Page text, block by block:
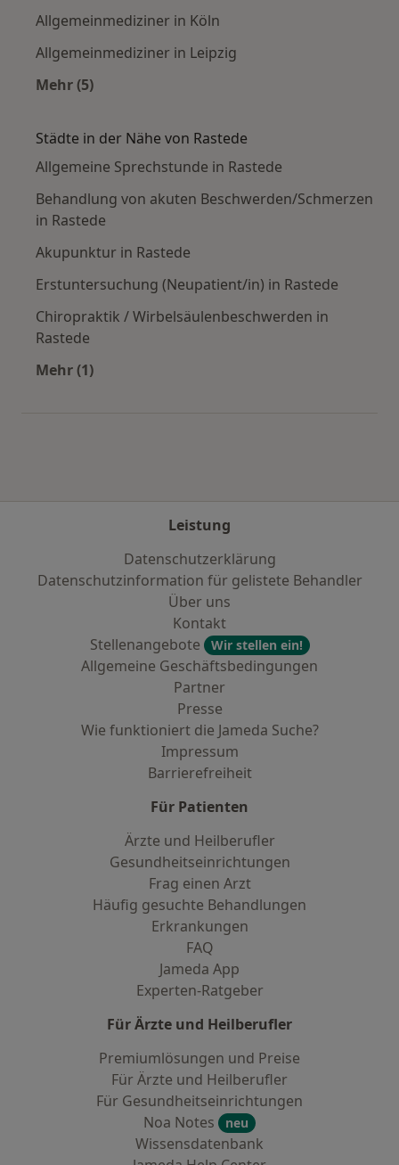
Allgemeinmediziner in Köln
Allgemeinmediziner in Leipzig
Mehr (5)
Städte in der Nähe von Rastede
Allgemeine Sprechstunde in Rastede
Behandlung von akuten Beschwerden/Schmerzen
in Rastede
Akupunktur in Rastede
Erstuntersuchung (Neupatient/in) in Rastede
Chiropraktik / Wirbelsäulenbeschwerden in
Rastede
Mehr (1)
Leistung
Datenschutzerklärung
Datenschutzinformation für gelistete Behandler
Über uns
Kontakt
Stellenangebote
Wir stellen ein!
Allgemeine Geschäftsbedingungen
Partner
Presse
Wie funktioniert die Jameda Suche?
Impressum
Barrierefreiheit
Für Patienten
Ärzte und Heilberufler
Gesundheitseinrichtungen
Frag einen Arzt
Häufig gesuchte Behandlungen
Erkrankungen
FAQ
Jameda App
Experten-Ratgeber
Für Ärzte und Heilberufler
Premiumlösungen und Preise
Für Ärzte und Heilberufler
Für Gesundheitseinrichtungen
Noa Notes
neu
Wissensdatenbank